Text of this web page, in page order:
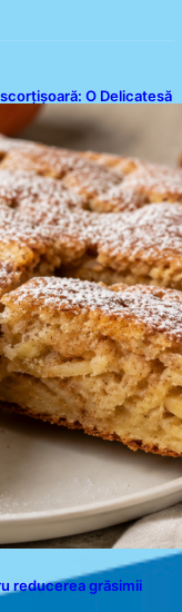
O Delicatesă
Maicii Domnului
reducerea grăsimii